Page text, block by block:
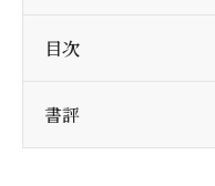
目次
書評